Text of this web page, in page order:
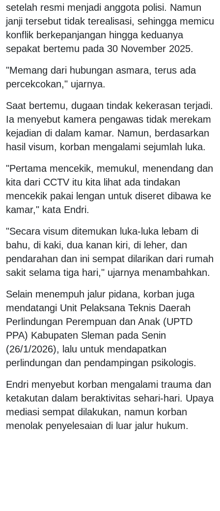
setelah resmi menjadi anggota polisi. Namun
janji tersebut tidak terealisasi, sehingga memicu
konflik berkepanjangan hingga keduanya
sepakat bertemu pada 30 November 2025.
"Memang dari hubungan asmara, terus ada
percekcokan," ujarnya.
Saat bertemu, dugaan tindak kekerasan terjadi.
Ia menyebut kamera pengawas tidak merekam
kejadian di dalam kamar. Namun, berdasarkan
hasil visum, korban mengalami sejumlah luka.
"Pertama mencekik, memukul, menendang dan
kita dari CCTV itu kita lihat ada tindakan
mencekik pakai lengan untuk diseret dibawa ke
kamar," kata Endri.
"Secara visum ditemukan luka-luka lebam di
bahu, di kaki, dua kanan kiri, di leher, dan
pendarahan dan ini sempat dilarikan dari rumah
sakit selama tiga hari," ujarnya menambahkan.
Selain menempuh jalur pidana, korban juga
mendatangi Unit Pelaksana Teknis Daerah
Perlindungan Perempuan dan Anak (UPTD
PPA) Kabupaten Sleman pada Senin
(26/1/2026), lalu untuk mendapatkan
perlindungan dan pendampingan psikologis.
Endri menyebut korban mengalami trauma dan
ketakutan dalam beraktivitas sehari-hari. Upaya
mediasi sempat dilakukan, namun korban
menolak penyelesaian di luar jalur hukum.